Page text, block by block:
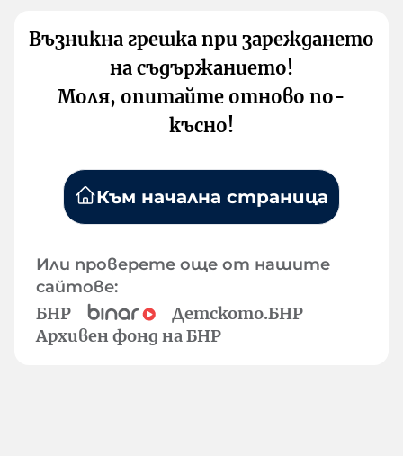
Възникна грешка при зареждането
на съдържанието!
Моля, опитайте отново по-
късно!
Към начална страница
Или проверете още от нашите
сайтове:
БНР
Детското.БНР
Архивен фонд на БНР